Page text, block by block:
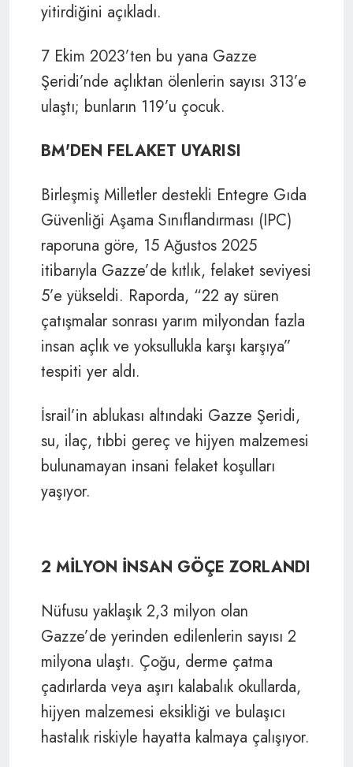
yitirdiğini açıkladı.
7 Ekim 2023’ten bu yana Gazze
Şeridi’nde açlıktan ölenlerin sayısı 313’e
ulaştı; bunların 119’u çocuk.
BM'DEN FELAKET UYARISI
Birleşmiş Milletler destekli Entegre Gıda
Güvenliği Aşama Sınıflandırması (IPC)
raporuna göre, 15 Ağustos 2025
itibarıyla Gazze’de kıtlık, felaket seviyesi
5’e yükseldi. Raporda, “22 ay süren
çatışmalar sonrası yarım milyondan fazla
insan açlık ve yoksullukla karşı karşıya”
tespiti yer aldı.
İsrail’in ablukası altındaki Gazze Şeridi,
su, ilaç, tıbbi gereç ve hijyen malzemesi
bulunamayan insani felaket koşulları
yaşıyor.
2 MİLYON İNSAN GÖÇE ZORLANDI
Nüfusu yaklaşık 2,3 milyon olan
Gazze’de yerinden edilenlerin sayısı 2
milyona ulaştı. Çoğu, derme çatma
çadırlarda veya aşırı kalabalık okullarda,
hijyen malzemesi eksikliği ve bulaşıcı
hastalık riskiyle hayatta kalmaya çalışıyor.